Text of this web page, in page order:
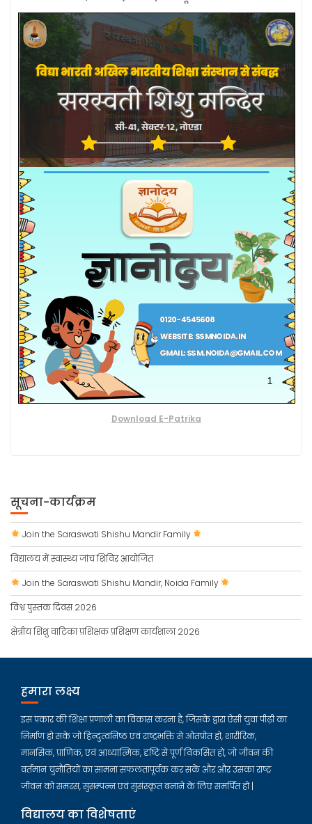
Download E-Patrika
सूचना-कार्यक्रम
Join the Saraswati Shishu Mandir Family
विद्यालय में स्वास्थ्य जांच शिविर आयोजित
Join the Saraswati Shishu Mandir, Noida Family
विश्व पुस्तक दिवस 2026
क्षेत्रीय शिशु वाटिका प्रशिक्षक प्रशिक्षण कार्यशाला 2026
हमारा लक्ष्य
इस प्रकार की शिक्षा प्रणाली का विकास करना है, जिसके द्वारा ऐसी युवा पीढ़ी का
निर्माण हो सके जो हिन्दुत्वनिष्ठ एवं राष्ट्रभक्ति से ओतप्रोत हो, शारीरिक,
मानसिक, प्राणिक, एवं आध्यात्मिक, दृष्टि से पूर्ण विकसित हो, जो जीवन की
वर्तमान चुनौतियों का सामना सफलतापूर्वक कर सकें और और उसका राष्ट्र
जीवन को समरस, सुसम्पन्न एवं सुसंस्कृत बनाने के लिए समर्पित हो |
विद्यालय का विशेषताएं